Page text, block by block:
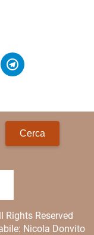
Reserved
Nicola Donvito